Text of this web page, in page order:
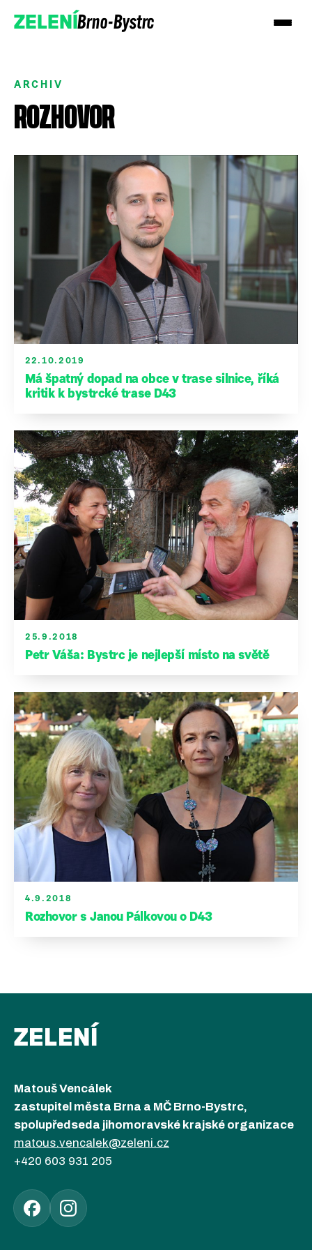
ZELENÍBrno-Bystrc
Podpořte nás
Přidejte se!
ARCHIV
ROZHOVOR
22.10.2019
Má špatný dopad na obce v trase silnice, říká
kritik k bystrcké trase D43
25.9.2018
Petr Váša: Bystrc je nejlepší místo na světě
4.9.2018
Rozhovor s Janou Pálkovou o D43
ZELENÍ
Matouš Vencálek
zastupitel města Brna a MČ Brno-Bystrc,
spolupředseda jihomoravské krajské organizace
matous.vencalek@zeleni.cz
+420 603 931 205